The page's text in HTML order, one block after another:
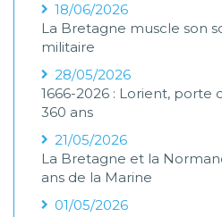
18/06/2026
La Bretagne muscle son
militaire
28/05/2026
1666-2026 : Lorient, porte
360 ans
21/05/2026
La Bretagne et la
ans de la Marine
01/05/2026